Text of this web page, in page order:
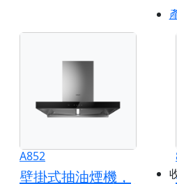
A852
壁掛式抽油煙機，